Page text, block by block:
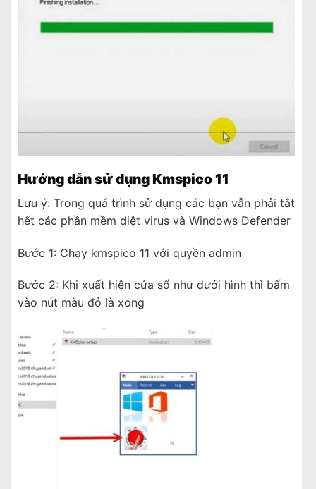
Hướng dẫn sử dụng Kmspico 11
Lưu ý: Trong quá trình sử dụng các bạn vẫn phải tắt
hết các phần mềm diệt virus và Windows Defender
Bước 1: Chạy kmspico 11 với quyền admin
Bước 2: Khi xuất hiện cửa sổ như dưới hình thì bấm
vào nút màu đỏ là xong